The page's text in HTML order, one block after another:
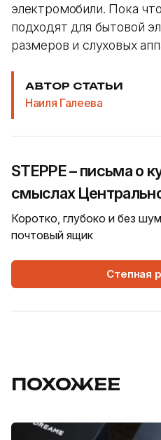
электромобили. Пока
подходят для бытовой
размеров и слуховых
АВТОР СТАТЬИ
Наиля Галеева
STEPPE – письма о
смыслах
Коротко, глубоко и без
почтовый ящик
Степная
ПОХОЖЕЕ